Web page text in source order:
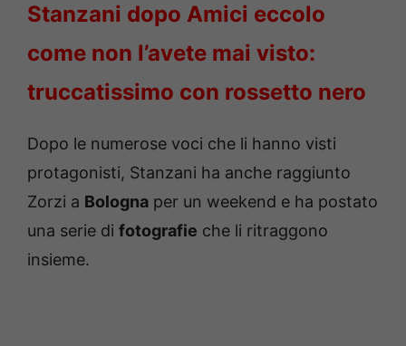
Stanzani dopo Amici eccolo
come non l’avete mai visto:
truccatissimo con rossetto nero
Dopo le numerose voci che li hanno visti
protagonisti, Stanzani ha anche raggiunto
Zorzi a Bologna per un weekend e ha postato
una serie di fotografie che li ritraggono
insieme.